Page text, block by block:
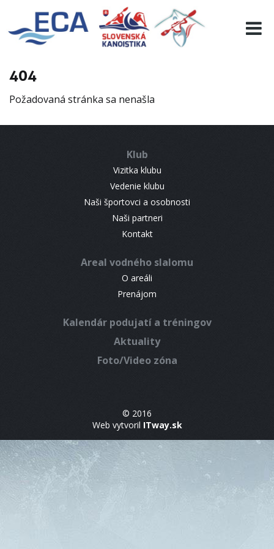
404
Požadovaná stránka sa nenašla
Klub
Vizitka klubu
Vedenie klubu
Naši športovci a osobnosti
Naši partneri
Kontakt
Areal vodného slalomu
O areáli
Prenájom
Kalendár podujatí a tréningov
Aktuality
Foto/Video zóna
© 2016
Web vytvoril ITway.sk
EURO 19
INFO
RESULTS
CONTACT